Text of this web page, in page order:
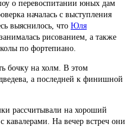
о перевоспитании юных дам
началась с выступления
выяснилось, что Юля
занималась рисованием, а также
по фортепиано.
бочку на холм. В этом
а последней к финишной
рассчитывали на хороший
На вечер встреч они